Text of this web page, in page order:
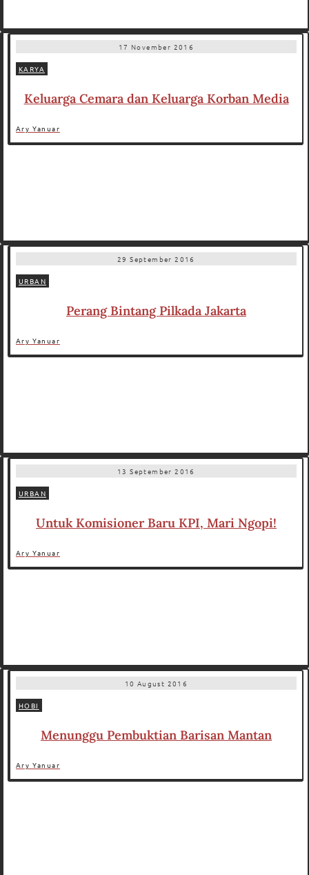
17 November 2016
KARYA
Keluarga Cemara dan Keluarga Korban Media
Ary Yanuar
29 September 2016
URBAN
Perang Bintang Pilkada Jakarta
Ary Yanuar
13 September 2016
URBAN
Untuk Komisioner Baru KPI, Mari Ngopi!
Ary Yanuar
10 August 2016
HOBI
Menunggu Pembuktian Barisan Mantan
Ary Yanuar